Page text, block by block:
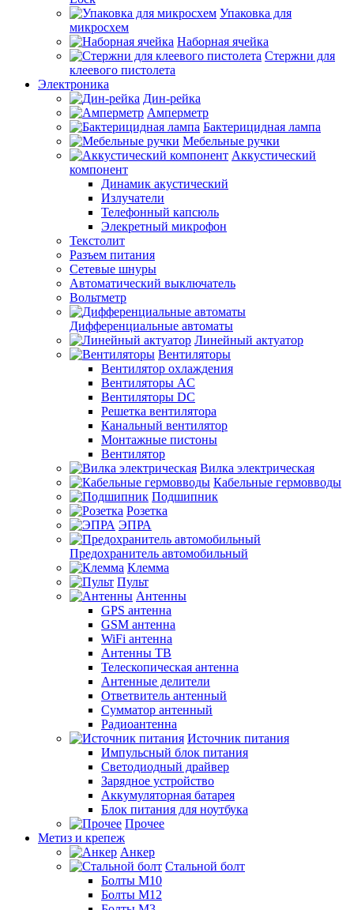
Упаковка для
микросхем
Наборная ячейка
Стержни для
клеевого пистолета
Электроника
Дин-рейка
Амперметр
Бактерицидная лампа
Мебельные ручки
Аккустический
компонент
Динамик акустический
Излучатели
Телефонный капсюль
Элекретный микрофон
Текстолит
Разъем питания
Сетевые шнуры
Автоматический выключатель
Вольтметр
Дифференциальные автоматы
Линейный актуатор
Вентиляторы
Вентилятор охлаждения
Вентиляторы AC
Вентиляторы DC
Решетка вентилятора
Канальный вентилятор
Монтажные пистоны
Вентилятор
Вилка электрическая
Кабельные гермовводы
Подшипник
Розетка
ЭПРА
Предохранитель автомобильный
Клемма
Пульт
Антенны
GPS антенна
GSM антенна
WiFi антенна
Антенны ТВ
Телескопическая антенна
Антенные делители
Ответвитель антенный
Сумматор антенный
Радиоантенна
Источник питания
Импульсный блок питания
Светодиодный драйвер
Зарядное устройство
Аккумуляторная батарея
Блок питания для ноутбука
Прочее
Метиз и крепеж
Анкер
Стальной болт
Болты М10
Болты М12